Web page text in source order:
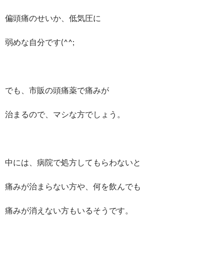
偏頭痛のせいか、低気圧に
弱めな自分です(^^;
でも、市販の頭痛薬で痛みが
治まるので、マシな方でしょう。
中には、病院で処方してもらわないと
痛みが治まらない方や、何を飲んでも
痛みが消えない方もいるそうです。